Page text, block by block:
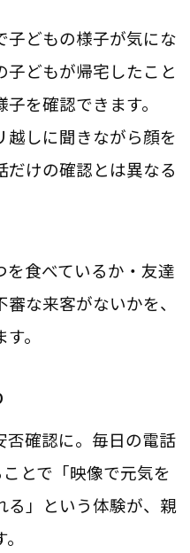
子どもの様子が気にな
子どもが帰宅したこと
を確認できます。
越しに聞きながら顔を
けの確認とは異なる
食べているか・友達
な来客がないかを、
。
否確認に。毎日の電話
とで「映像で元気を
る」という体験が、親